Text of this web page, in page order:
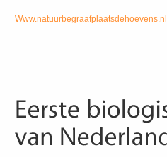
Www.natuurbegraafplaatsdehoevens.nl